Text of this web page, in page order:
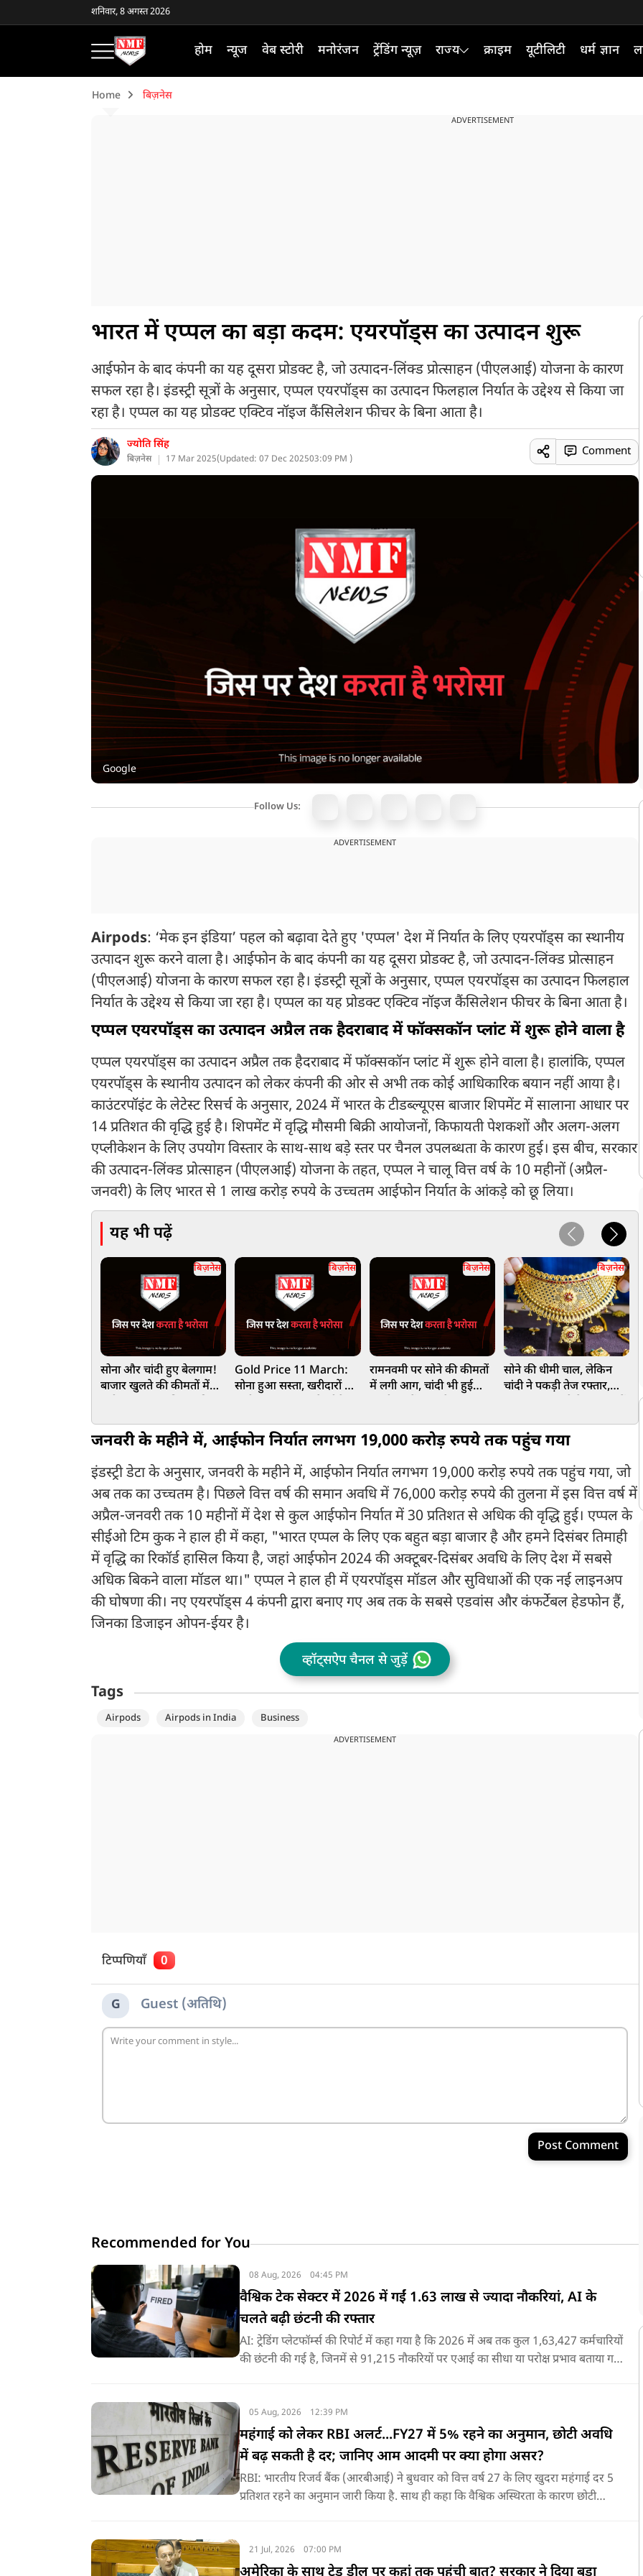
शनिवार, 8 अगस्त 2026
होम न्यूज वेब स्टोरी मनोरंजन ट्रेंडिंग न्यूज़ राज्य क्राइम यूटीलिटी धर्म ज्ञान
Home बिज़नेस
ADVERTISEMENT
भारत में एप्पल का बड़ा कदम: एयरपॉड्स का उत्पादन शुरू
आईफोन के बाद कंपनी का यह दूसरा प्रोडक्ट है, जो उत्पादन-लिंक्ड प्रोत्साहन (पीएलआई) योजना के कारण
सफल रहा है। इंडस्ट्री सूत्रों के अनुसार, एप्पल एयरपॉड्स का उत्पादन फिलहाल निर्यात के उद्देश्य से किया जा
रहा है। एप्पल का यह प्रोडक्ट एक्टिव नॉइज कैंसिलेशन फीचर के बिना आता है।
ज्योति सिंह
बिज़नेस 17 Mar 2025(Updated: 07 Dec 202503:09 PM )
Comment
Google
Follow Us:
ADVERTISEMENT
Airpods: ‘मेक इन इंडिया’ पहल को बढ़ावा देते हुए 'एप्पल' देश में निर्यात के लिए एयरपॉड्स का स्थानीय
उत्पादन शुरू करने वाला है। आईफोन के बाद कंपनी का यह दूसरा प्रोडक्ट है, जो उत्पादन-लिंक्ड प्रोत्साहन
(पीएलआई) योजना के कारण सफल रहा है। इंडस्ट्री सूत्रों के अनुसार, एप्पल एयरपॉड्स का उत्पादन फिलहाल
निर्यात के उद्देश्य से किया जा रहा है। एप्पल का यह प्रोडक्ट एक्टिव नॉइज कैंसिलेशन फीचर के बिना आता है।
एप्पल एयरपॉड्स का उत्पादन अप्रैल तक हैदराबाद में फॉक्सकॉन प्लांट में शुरू होने वाला है
एप्पल एयरपॉड्स का उत्पादन अप्रैल तक हैदराबाद में फॉक्सकॉन प्लांट में शुरू होने वाला है। हालांकि, एप्पल
एयरपॉड्स के स्थानीय उत्पादन को लेकर कंपनी की ओर से अभी तक कोई आधिकारिक बयान नहीं आया है।
काउंटरपॉइंट के लेटेस्ट रिसर्च के अनुसार, 2024 में भारत के टीडब्ल्यूएस बाजार शिपमेंट में सालाना आधार पर
14 प्रतिशत की वृद्धि हुई है। शिपमेंट में वृद्धि मौसमी बिक्री आयोजनों, किफायती पेशकशों और अलग-अलग
एप्लीकेशन के लिए उपयोग विस्तार के साथ-साथ बड़े स्तर पर चैनल उपलब्धता के कारण हुई। इस बीच, सरकार
की उत्पादन-लिंक्ड प्रोत्साहन (पीएलआई) योजना के तहत, एप्पल ने चालू वित्त वर्ष के 10 महीनों (अप्रैल-
जनवरी) के लिए भारत से 1 लाख करोड़ रुपये के उच्चतम आईफोन निर्यात के आंकड़े को छू लिया।
यह भी पढ़ें
बिज़नेस
सोना और चांदी हुए बेलगाम!
बाजार खुलते की कीमतों में
बिज़नेस
Gold Price 11 March:
सोना हुआ सस्ता, खरीदारों की
भाव
बिज़नेस
रामनवमी पर सोने की कीमतों
में लगी आग, चांदी भी हुई
बिज़नेस
सोने की धीमी चाल, लेकिन
चांदी ने पकड़ी तेज रफ्तार,
जनवरी के महीने में, आईफोन निर्यात लगभग 19,000 करोड़ रुपये तक पहुंच गया
इंडस्ट्री डेटा के अनुसार, जनवरी के महीने में, आईफोन निर्यात लगभग 19,000 करोड़ रुपये तक पहुंच गया, जो
अब तक का उच्चतम है। पिछले वित्त वर्ष की समान अवधि में 76,000 करोड़ रुपये की तुलना में इस वित्त वर्ष में
अप्रैल-जनवरी तक 10 महीनों में देश से कुल आईफोन निर्यात में 30 प्रतिशत से अधिक की वृद्धि हुई। एप्पल के
सीईओ टिम कुक ने हाल ही में कहा, "भारत एप्पल के लिए एक बहुत बड़ा बाजार है और हमने दिसंबर तिमाही
में वृद्धि का रिकॉर्ड हासिल किया है, जहां आईफोन 2024 की अक्टूबर-दिसंबर अवधि के लिए देश में सबसे
अधिक बिकने वाला मॉडल था।" एप्पल ने हाल ही में एयरपॉड्स मॉडल और सुविधाओं की एक नई लाइनअप
की घोषणा की। नए एयरपॉड्स 4 कंपनी द्वारा बनाए गए अब तक के सबसे एडवांस और कंफर्टेबल हेडफोन हैं,
जिनका डिजाइन ओपन-ईयर है।
व्हॉट्सऐप चैनल से जुड़ें
Tags
Airpods Airpods in India Business
ADVERTISEMENT
टिप्पणियाँ 0
G Guest (अतिथि)
Post Comment
Recommended for You
08 Aug, 2026 04:45 PM
वैश्विक टेक सेक्टर में 2026 में गईं 1.63 लाख से ज्यादा नौकरियां, AI के
चलते बढ़ी छंटनी की रफ्तार
AI: ट्रेडिंग प्लेटफॉर्म्स की रिपोर्ट में कहा गया है कि 2026 में अब तक कुल 1,63,427 कर्मचारियों
की छंटनी की गई है, जिनमें से 91,215 नौकरियों पर एआई का सीधा या परोक्ष प्रभाव बताया गया
05 Aug, 2026 12:39 PM
महंगाई को लेकर RBI अलर्ट...FY27 में 5% रहने का अनुमान, छोटी अवधि
में बढ़ सकती है दर; जानिए आम आदमी पर क्‍या होगा असर?
RBI: भारतीय रिजर्व बैंक (आरबीआई) ने बुधवार को वित्त वर्ष 27 के लिए खुदरा महंगाई दर 5
प्रतिशत रहने का अनुमान जारी किया है. साथ ही कहा कि वैश्विक अस्थिरता के कारण छोटी
21 Jul, 2026 07:00 PM